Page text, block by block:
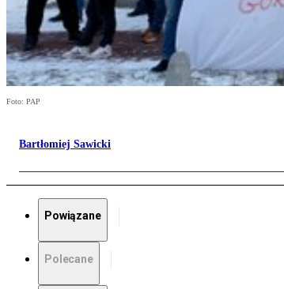
Foto: PAP
Bartłomiej Sawicki
Powiązane
Polecane